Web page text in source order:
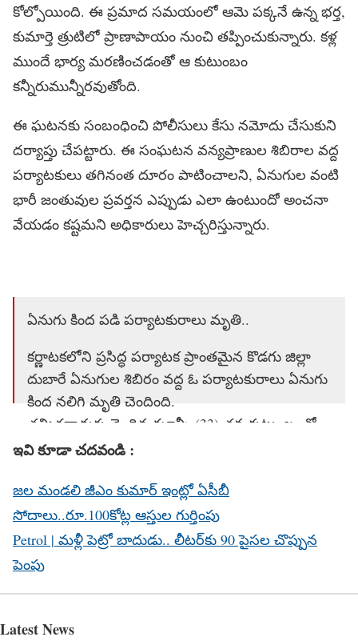
కోల్పోయింది. ఈ ప్రమాద సమయంలో ఆమె పక్కనే ఉన్న భర్త,
కుమార్తె త్రుటిలో ప్రాణాపాయం నుంచి తప్పించుకున్నారు. కళ్ల
ముందే భార్య మరణించడంతో ఆ కుటుంబం
కన్నీరుమున్నీరవుతోంది.
ఈ ఘటనకు సంబంధించి పోలీసులు కేసు నమోదు చేసుకుని
దర్యాప్తు చేపట్టారు. ఈ సంఘటన వన్యప్రాణుల శిబిరాల వద్ద
పర్యాటకులు తగినంత దూరం పాటించాలని, ఏనుగుల వంటి
భారీ జంతువుల ప్రవర్తన ఎప్పుడు ఎలా ఉంటుందో అంచనా
వేయడం కష్టమని అధికారులు హెచ్చరిస్తున్నారు.
ఏనుగు కింద పడి పర్యాటకురాలు మృతి..
కర్ణాటకలోని ప్రసిద్ధ పర్యాటక ప్రాంతమైన కొడగు జిల్లా
దుబారే ఏనుగుల శిబిరం వద్ద ఓ పర్యాటకురాలు ఏనుగు
కింద నలిగి మృతి చెందింది.
తమిళనాడుకు చెందిన ఝాన్సీ (33) తన కుటుంబంతో
కలిసి సోమవారం కావేరి నది వద్దకు వచ్చింది.
pic.twitter.com/IY6WIdEv1M
— ChotaNews App (@ChotaNewsApp)
2026
ఇవి కూడా చదవండి :
జల మండలి జీఎం కుమార్ ఇంట్లో ఏసీబీ
సోదాలు..రూ.100కోట్ల ఆస్తుల గుర్తింపు
Petrol | మ‌ళ్లీ పెట్రో బాదుడు.. లీట‌ర్‌కు 90 పైస‌ల చొప్పున
పెంపు
Latest News